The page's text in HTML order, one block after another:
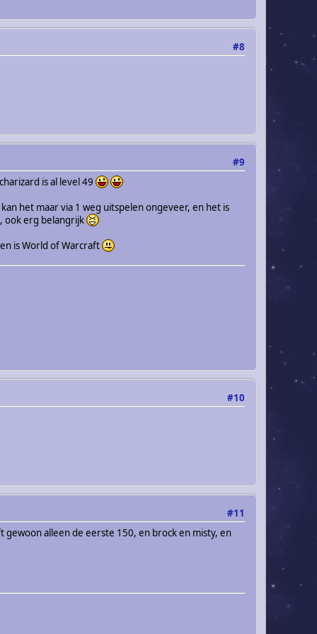
#8
#9
is al level 49
het maar via 1 weg uitspelen ongeveer, en het is
ook erg belangrijk
is World of Warcraft
#10
#11
gewoon alleen de eerste 150, en brock en misty, en